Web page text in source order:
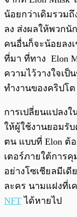
น้อยกว่าเดิมรวม
ลง ส่งผลให้พวกนั
คนอื่นก็จะน้อยลง
ที่มา ที่ทาง Elon
ความไว้วางใจเ
ทำงานของคริปโต
การเปลี่ยนแปลง
ให้ผู้ใช้งานยอมรับ
ตน แบบที่ Elon ต้
เตอร์ภายใต้การ
อย่างโซเชียลมีเ
ละคร นามแฝงที่เ
NFT ได้หายไป